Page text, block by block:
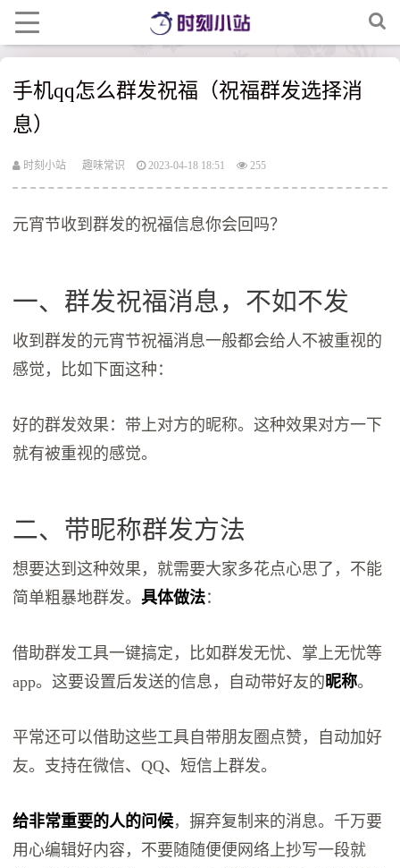
手机qq怎么群发祝福（祝福群发选择消
息）
时刻小站 趣味常识 2023-04-18 18:51 255
元宵节收到群发的祝福信息你会回吗？
一、群发祝福消息，不如不发
收到群发的元宵节祝福消息一般都会给人不被重视的
感觉，比如下面这种：
好的群发效果：带上对方的昵称。这种效果对方一下
就有被重视的感觉。
二、带昵称群发方法
想要达到这种效果，就需要大家多花点心思了，不能
简单粗暴地群发。 具体做法：
借助群发工具一键搞定，比如群发无忧、掌上无忧等
app。这要设置后发送的信息，自动带好友的 昵称。
平常‬还可以‬借助‬这些‬工具‬自带‬朋友圈‬点赞‬，自动‬加好
友‬。支持在微信、QQ、短信上群发。
给非常重要的人的问候，摒弃复制来的消息。千万要
用心编辑好内容，不要随随便便网络上抄写一段就